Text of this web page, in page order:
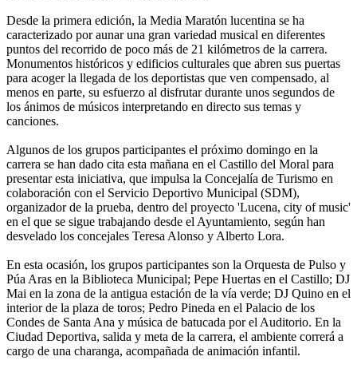
Desde la primera edición, la Media Maratón lucentina se ha
caracterizado por aunar una gran variedad musical en diferentes
puntos del recorrido de poco más de 21 kilómetros de la carrera.
Monumentos históricos y edificios culturales que abren sus puertas
para acoger la llegada de los deportistas que ven compensado, al
menos en parte, su esfuerzo al disfrutar durante unos segundos de
los ánimos de músicos interpretando en directo sus temas y
canciones.
Algunos de los grupos participantes el próximo domingo en la
carrera se han dado cita esta mañana en el Castillo del Moral para
presentar esta iniciativa, que impulsa la Concejalía de Turismo en
colaboración con el Servicio Deportivo Municipal (SDM),
organizador de la prueba, dentro del proyecto 'Lucena, city of music'
en el que se sigue trabajando desde el Ayuntamiento, según han
desvelado los concejales Teresa Alonso y Alberto Lora.
En esta ocasión, los grupos participantes son la Orquesta de Pulso y
Púa Aras en la Biblioteca Municipal; Pepe Huertas en el Castillo; DJ
Mai en la zona de la antigua estación de la vía verde; DJ Quino en el
interior de la plaza de toros; Pedro Pineda en el Palacio de los
Condes de Santa Ana y música de batucada por el Auditorio. En la
Ciudad Deportiva, salida y meta de la carrera, el ambiente correrá a
cargo de una charanga, acompañada de animación infantil.